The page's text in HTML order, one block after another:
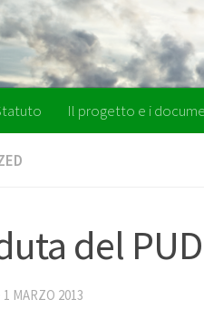
Il progetto e i
del
1 MARZO 2013